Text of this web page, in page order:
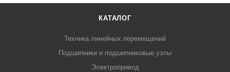
КАТАЛОГ
Техника линейных перемещений
Подшипники и подшипниковые узлы
Электропривод